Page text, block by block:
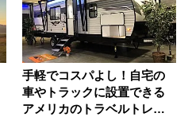
手軽でコスパよし！自宅の
車やトラックに設置できる
アメリカのトラベルトレー